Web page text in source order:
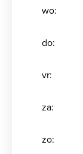
wo:
do:
vr:
za:
zo: